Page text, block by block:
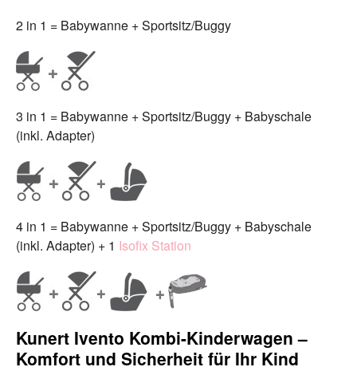
2 in 1 = Babywanne + Sportsitz/Buggy
3 in 1 = Babywanne + Sportsitz/Buggy + Babyschale
(inkl. Adapter)
4 in 1 = Babywanne + Sportsitz/Buggy + Babyschale
(inkl. Adapter) + 1 Isofix Station
Kunert Ivento Kombi-Kinderwagen –
Komfort und Sicherheit für Ihr Kind